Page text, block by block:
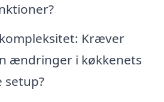
Kræver
ændringer i køkkenets
setup?